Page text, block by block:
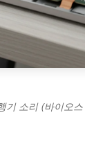
기 소리 (바이오